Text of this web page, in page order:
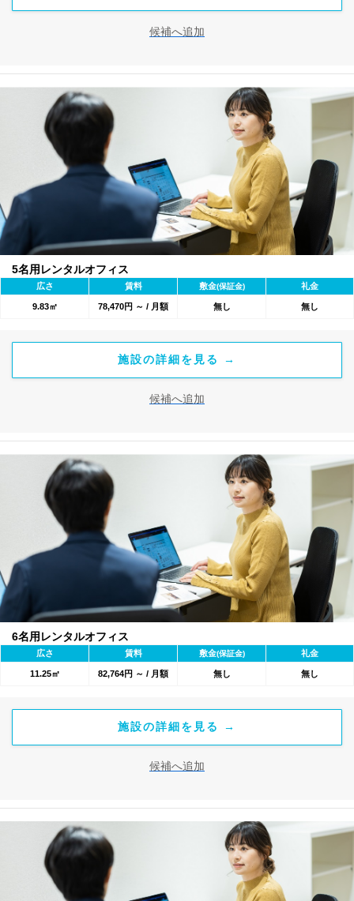
候補へ追加
5名用レンタルオフィス
広さ 賃料 敷金(保証金) 礼金
9.83㎡ 78,470円 ～ / 月額 無し 無し
施設の詳細を見る →
候補へ追加
6名用レンタルオフィス
広さ 賃料 敷金(保証金) 礼金
11.25㎡ 82,764円 ～ / 月額 無し 無し
施設の詳細を見る →
候補へ追加